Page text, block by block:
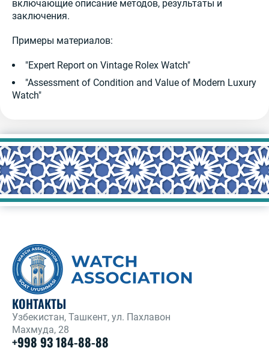
включающие описание методов, результаты и
заключения.
Примеры материалов:
"Expert Report on Vintage Rolex Watch"
"Assessment of Condition and Value of Modern Luxury
Watch"
КОНТАКТЫ
Узбекистан, Ташкент, ул. Пахлавон
Махмуда, 28
+998 93 184-88-88